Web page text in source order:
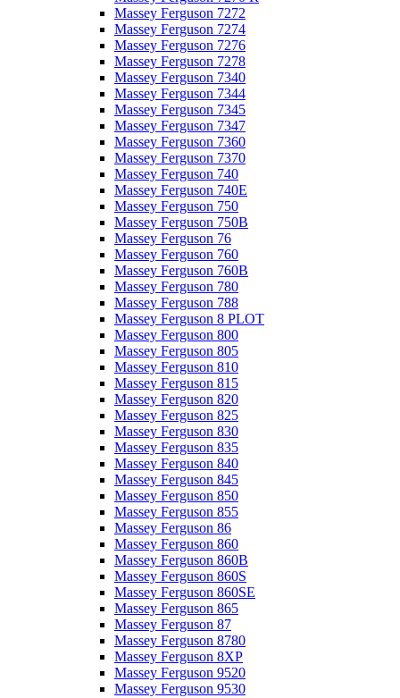
Massey Ferguson 7272
Massey Ferguson 7274
Massey Ferguson 7276
Massey Ferguson 7278
Massey Ferguson 7340
Massey Ferguson 7344
Massey Ferguson 7345
Massey Ferguson 7347
Massey Ferguson 7360
Massey Ferguson 7370
Massey Ferguson 740
Massey Ferguson 740E
Massey Ferguson 750
Massey Ferguson 750B
Massey Ferguson 76
Massey Ferguson 760
Massey Ferguson 760B
Massey Ferguson 780
Massey Ferguson 788
Massey Ferguson 8 PLOT
Massey Ferguson 800
Massey Ferguson 805
Massey Ferguson 810
Massey Ferguson 815
Massey Ferguson 820
Massey Ferguson 825
Massey Ferguson 830
Massey Ferguson 835
Massey Ferguson 840
Massey Ferguson 845
Massey Ferguson 850
Massey Ferguson 855
Massey Ferguson 86
Massey Ferguson 860
Massey Ferguson 860B
Massey Ferguson 860S
Massey Ferguson 860SE
Massey Ferguson 865
Massey Ferguson 87
Massey Ferguson 8780
Massey Ferguson 8XP
Massey Ferguson 9520
Massey Ferguson 9530